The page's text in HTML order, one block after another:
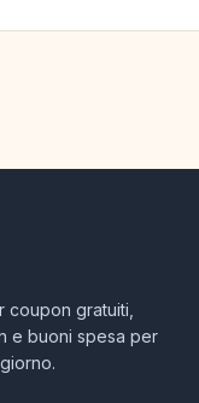
coupon gratuiti,
e buoni spesa per